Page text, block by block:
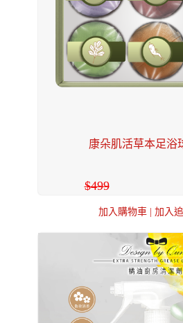
康朵肌活草本足浴
499
加入購物車 加入